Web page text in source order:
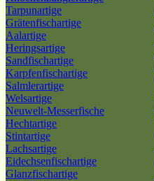
Tarpunartige
Grätenfischartige
Aalartige
Heringsartige
Sandfischartige
Karpfenfischartige
Salmlerartige
Welsartige
Neuwelt-Messerfische
Hechtartige
Stintartige
Lachsartige
Eidechsenfischartige
Glanzfischartige